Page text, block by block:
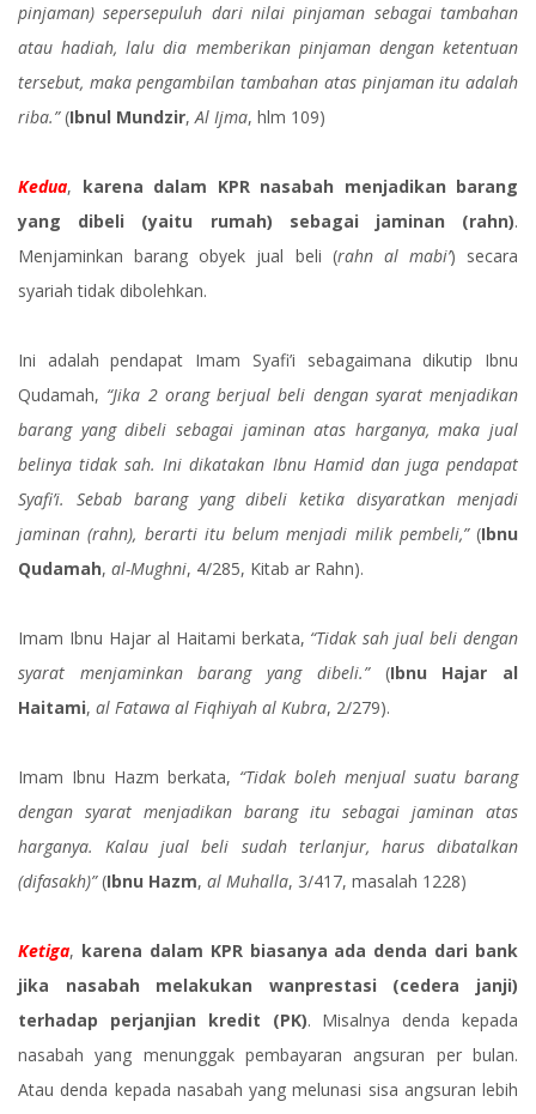
pinjaman) sepersepuluh dari nilai pinjaman sebagai tambahan
atau hadiah, lalu dia memberikan pinjaman dengan ketentuan
tersebut, maka pengambilan tambahan atas pinjaman itu adalah
riba.”(Ibnul Mundzir,Al Ijma, hlm 109)
Kedua, karena dalam KPR nasabah menjadikan barang
yang dibeli (yaitu rumah) sebagai jaminan (rahn).
Menjaminkan barang obyek jual beli (rahn al mabi’) secara
syariah tidak dibolehkan.
Ini adalah pendapat Imam Syafi’i sebagaimana dikutip Ibnu
Qudamah, “Jika 2 orang berjual beli dengan syarat menjadikan
barang yang dibeli sebagai jaminan atas harganya, maka jual
belinya tidak sah. Ini dikatakan Ibnu Hamid dan juga pendapat
Syafi’i. Sebab barang yang dibeli ketika disyaratkan menjadi
jaminan (rahn), berarti itu belum menjadi milik pembeli,”(Ibnu
Qudamah, al-Mughni, 4/285, Kitab ar Rahn).
Imam Ibnu Hajar al Haitami berkata, “Tidak sah jual beli dengan
syarat menjaminkan barang yang dibeli.”(Ibnu Hajar al
Haitami, al Fatawa al Fiqhiyah al Kubra, 2/279).
Imam Ibnu Hazm berkata, “Tidak boleh menjual suatu barang
dengan syarat menjadikan barang itu sebagai jaminan atas
harganya. Kalau jual beli sudah terlanjur, harus dibatalkan
(difasakh)”(Ibnu Hazm, al Muhalla, 3/417, masalah 1228)
Ketiga, karena dalam KPR biasanya ada denda dari bank
jika nasabah melakukan wanprestasi (cedera janji)
terhadap perjanjian kredit (PK). Misalnya denda kepada
nasabah yang menunggak pembayaran angsuran per bulan.
Atau denda kepada nasabah yang melunasi sisa angsuran lebih